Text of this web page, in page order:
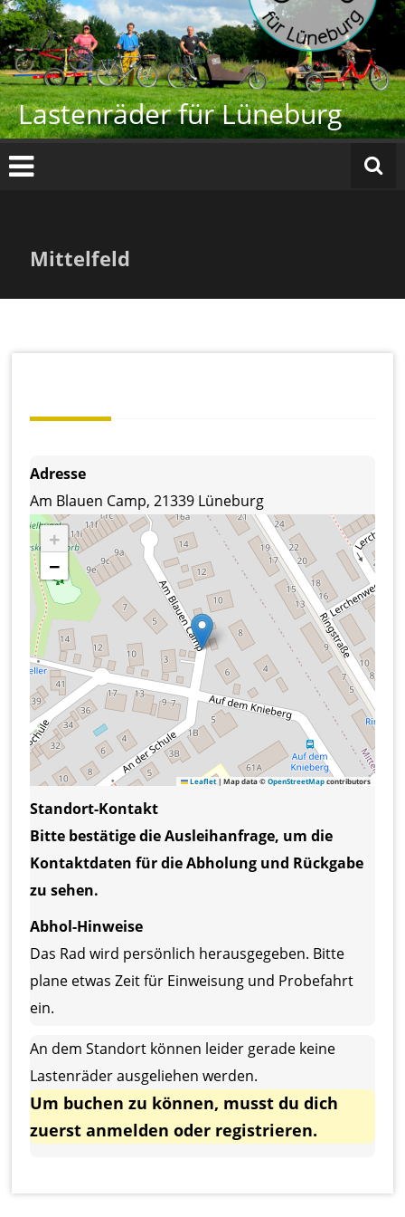
Zum
Inhalt
springen
Lastenräder für Lüneburg
Mittelfeld
Adresse
Am Blauen Camp, 21339 Lüneburg
+
−
Leaflet | Map data © OpenStreetMapcontributors
Standort-Kontakt
Bitte bestätige die Ausleihanfrage, um die
Kontaktdaten für die Abholung und Rückgabe
zu sehen.
Abhol-Hinweise
Das Rad wird persönlich herausgegeben. Bitte
plane etwas Zeit für Einweisung und Probefahrt
ein.
An dem Standort können leider gerade keine
Lastenräder ausgeliehen werden.
Um buchen zu können, musst du dich
zuerstanmelden oder registrieren.